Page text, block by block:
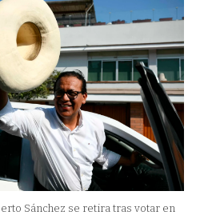
Sánchez se retira tras votar en